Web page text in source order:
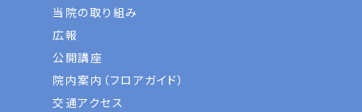
当院の取り組み
広報
公開講座
院内案内（フロアガイド）
交通アクセス